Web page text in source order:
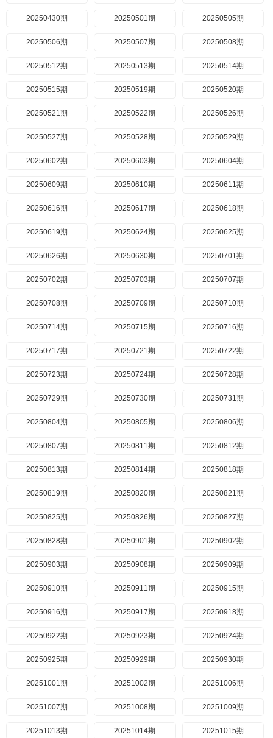
20250430期 20250501期 20250505期
20250506期 20250507期 20250508期
20250512期 20250513期 20250514期
20250515期 20250519期 20250520期
20250521期 20250522期 20250526期
20250527期 20250528期 20250529期
20250602期 20250603期 20250604期
20250609期 20250610期 20250611期
20250616期 20250617期 20250618期
20250619期 20250624期 20250625期
20250626期 20250630期 20250701期
20250702期 20250703期 20250707期
20250708期 20250709期 20250710期
20250714期 20250715期 20250716期
20250717期 20250721期 20250722期
20250723期 20250724期 20250728期
20250729期 20250730期 20250731期
20250804期 20250805期 20250806期
20250807期 20250811期 20250812期
20250813期 20250814期 20250818期
20250819期 20250820期 20250821期
20250825期 20250826期 20250827期
20250828期 20250901期 20250902期
20250903期 20250908期 20250909期
20250910期 20250911期 20250915期
20250916期 20250917期 20250918期
20250922期 20250923期 20250924期
20250925期 20250929期 20250930期
20251001期 20251002期 20251006期
20251007期 20251008期 20251009期
20251013期 20251014期 20251015期